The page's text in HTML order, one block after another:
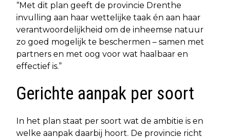
“Met dit plan geeft de provincie Drenthe
invulling aan haar wettelijke taak én aan haar
verantwoordelijkheid om de inheemse natuur
zo goed mogelijk te beschermen – samen met
partners en met oog voor wat haalbaar en
effectief is.”
Gerichte aanpak per soort
In het plan staat per soort wat de ambitie is en
welke aanpak daarbij hoort. De provincie richt